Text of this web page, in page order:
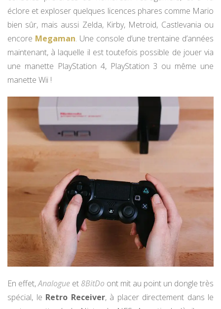
éclore et exploser quelques licences phares comme Mario
bien sûr, mais aussi Zelda, Kirby, Metroid, Castlevania ou
encore Megaman. Une console d’une trentaine d’années
maintenant, à laquelle il est toutefois possible de jouer via
une manette PlayStation 4, PlayStation 3 ou même une
manette Wii !
En effet,Analogue et 8BitDo ont mit au point un dongle très
spécial, le Retro Receiver, à placer directement dans le